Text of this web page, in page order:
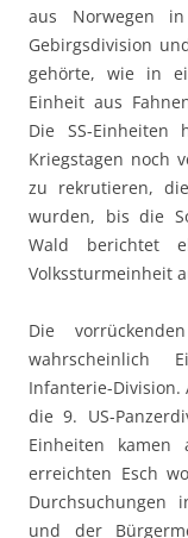
aus Norwegen
Gebirgsdivision
gehörte, wie in
Einheit aus
Die SS-
Kriegstagen noch
zu rekrutieren,
wurden, bis die
Wald berichtet
Volkssturmeinheit
Die
wahrscheinlich
Infanterie-Division.
die 9. US-
Einheiten kamen
erreichten Esch
Durchsuchungen
und der